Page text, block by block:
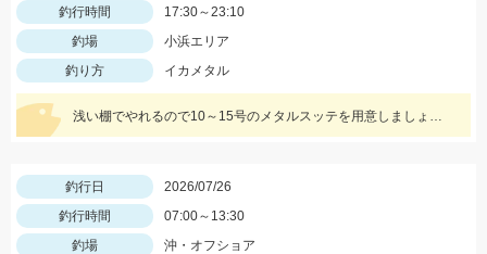
釣行時間
17:30～23:10
釣場
小浜エリア
釣り方
イカメタル
浅い棚でやれるので10～15号のメタルスッテを用意しましょう！カラーはピンクが良く当たりました！
釣行日
2026/07/26
釣行時間
07:00～13:30
釣場
沖・オフショア